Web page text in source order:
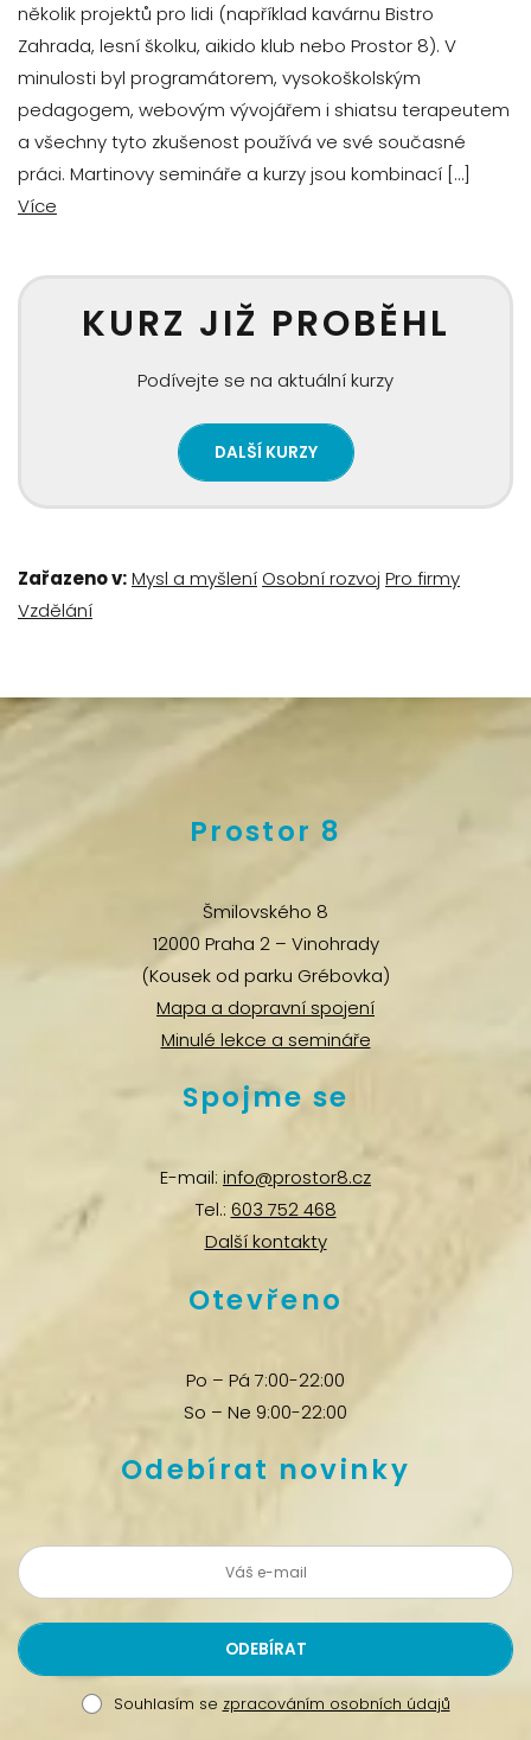
několik projektů pro lidi (například kavárnu Bistro
Zahrada, lesní školku, aikido klub nebo Prostor 8). V
minulosti byl programátorem, vysokoškolským
pedagogem, webovým vývojářem i shiatsu terapeutem
a všechny tyto zkušenost používá ve své současné
práci. Martinovy semináře a kurzy jsou kombinací […]
Více
KURZ JIŽ PROBĚHL
Podívejte se na aktuální kurzy
DALŠÍ KURZY
Zařazeno v:Mysl a myšlení Osobní rozvoj Pro firmy
Vzdělání
Prostor 8
Šmilovského 8
12000 Praha 2 – Vinohrady
(Kousek od parku Grébovka)
Mapa a dopravní spojení
Minulé lekce a semináře
Spojme se
E-mail: info@prostor8.cz
Tel.: 603 752 468
Další kontakty
Otevřeno
Po – Pá 7:00-22:00
So – Ne 9:00-22:00
Odebírat novinky
Souhlasím se zpracováním osobních údajů